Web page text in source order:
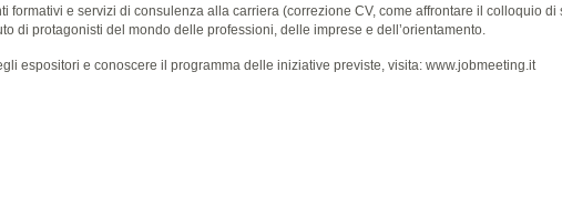
formativi e servizi di consulenza alla carriera (correzione CV, come affrontare il colloquio
di protagonisti del mondo delle professioni, delle imprese e dell’orientamento.
espositori e conoscere il programma delle iniziative previste, visita: www.jobmeeting.it